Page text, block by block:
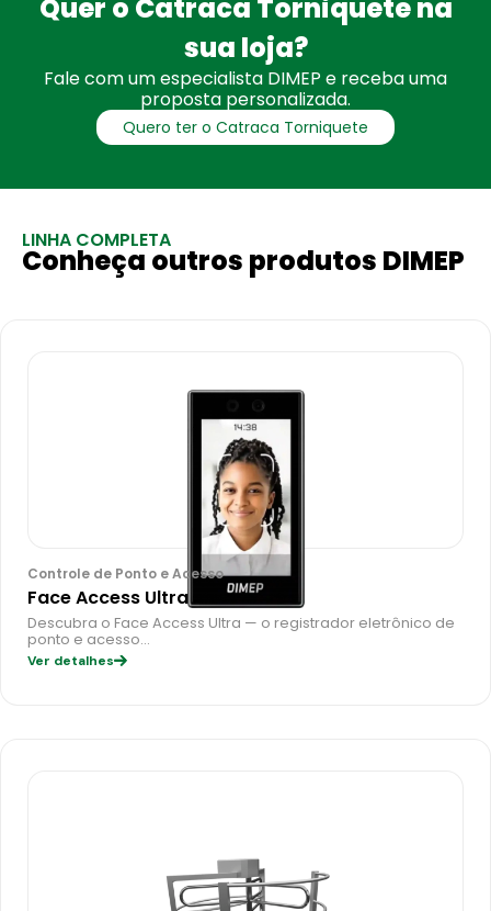
Quer o Catraca Torniquete na
sua loja?
Fale com um especialista DIMEP e receba uma
proposta personalizada.
Quero ter o Catraca Torniquete
LINHA COMPLETA
Conheça outros produtos DIMEP
Controle de Ponto e Acesso
Face Access Ultra
Descubra o Face Access Ultra — o registrador eletrônico de
ponto e acesso…
Ver detalhes